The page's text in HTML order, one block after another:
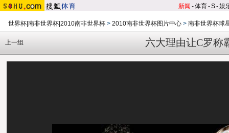
新闻 -体育-S-娱
世界杯|南非世界杯|2010南非世界杯 > 2010南非世界杯图片中心 > 南非世界杯球
六大理由让C罗称
上一组